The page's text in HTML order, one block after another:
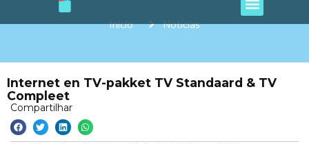
para
o
g
r
k
b
e
a
Início Notícias
Internet en TV-pakket TV Standaard & TV
Compleet
Compartilhar